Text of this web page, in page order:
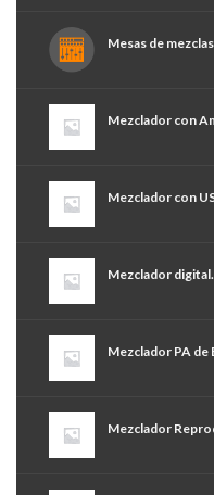
Mesas de
Mezclador con
Mezclador con
Mezclador
Mezclador PA de
Mezclador